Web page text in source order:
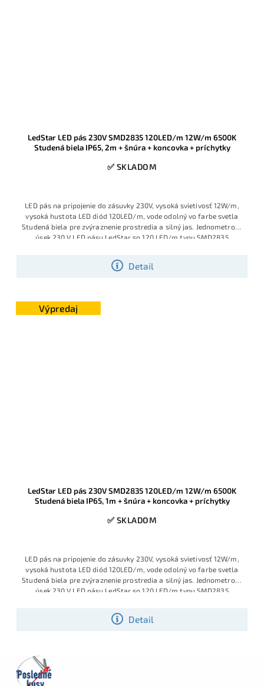
LedStar LED pás 230V SMD2835 120LED/m 12W/m 6500K
Studená biela IP65, 2m + šnúra + koncovka + príchytky
✅ SKLADOM
Detail
LED pás na pripojenie do zásuvky 230V, vysoká svietivosť 12W/m,
vysoká hustota LED diód 120LED/m, vode odolný vo farbe svetla
Studená biela pre zvýraznenie prostredia a silný jas. Jednometrový
úsek 230 V LED pásu LedStar so 120 LED/m typu SMD2835
Výpredaj
LedStar LED pás 230V SMD2835 120LED/m 12W/m 6500K
Studená biela IP65, 1m + šnúra + koncovka + príchytky
✅ SKLADOM
Detail
LED pás na pripojenie do zásuvky 230V, vysoká svietivosť 12W/m,
vysoká hustota LED diód 120LED/m, vode odolný vo farbe svetla
Studená biela pre zvýraznenie prostredia a silný jas. Jednometrový
úsek 230 V LED pásu LedStar so 120 LED/m typu SMD2835
Posledné
kusy